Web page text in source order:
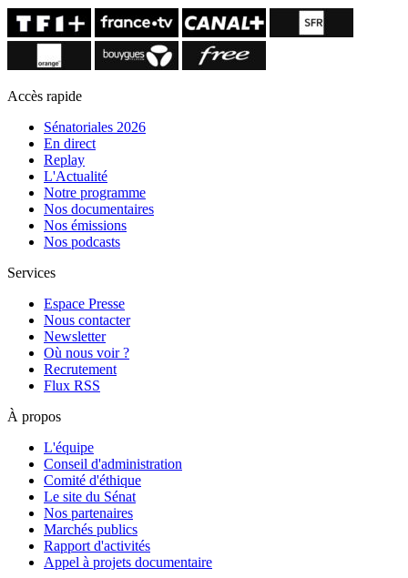
Accès rapide
Sénatoriales 2026
En direct
Replay
L'Actualité
Notre programme
Nos documentaires
Nos émissions
Nos podcasts
Services
Espace Presse
Nous contacter
Newsletter
Où nous voir ?
Recrutement
Flux RSS
À propos
L'équipe
Conseil d'administration
Comité d'éthique
Le site du Sénat
Nos partenaires
Marchés publics
Rapport d'activités
Appel à projets documentaire